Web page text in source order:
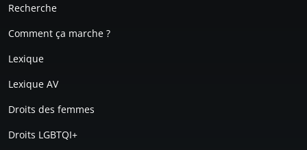
Recherche
Comment ça marche ?
Lexique
Lexique AV
Droits des femmes
Droits LGBTQI+